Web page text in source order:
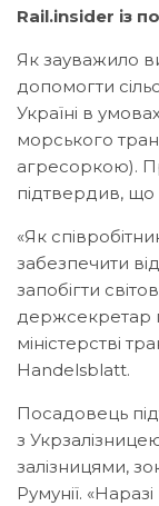
Rail.insider із
Як зауважило
допомогти
Україні в
морського
агресоркою).
підтвердив, що
«Як
забезпечити
запобігти
держсекретар
міністерстві
Handelsblatt.
Посадовець
з
залізницями,
Румунії.